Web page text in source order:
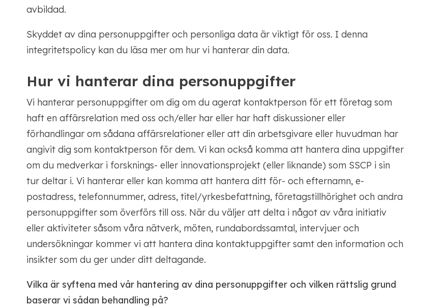
avbildad.
Skyddet av dina personuppgifter och personliga data är viktigt för oss. I denna
integritetspolicy kan du läsa mer om hur vi hanterar din data.
Hur vi hanterar dina personuppgifter
Vi hanterar personuppgifter om dig om du agerat kontaktperson för ett företag som
haft en affärsrelation med oss ​​och/eller har eller har haft diskussioner eller
förhandlingar om sådana affärsrelationer eller att din arbetsgivare eller huvudman har
angivit dig som kontaktperson för dem. Vi kan också komma att hantera dina uppgifter
om du medverkar i forsknings- eller innovationsprojekt (eller liknande) som SSCP i sin
tur deltar i. Vi hanterar eller kan komma att hantera ditt för- och efternamn, e-
postadress, telefonnummer, adress, titel/yrkesbefattning, företagstillhörighet och andra
personuppgifter som överförs till oss. När du väljer att delta i något av våra initiativ
eller aktiviteter såsom våra nätverk, möten, rundabordssamtal, intervjuer och
undersökningar kommer vi att hantera dina kontaktuppgifter samt den information och
insikter som du ger under ditt deltagande.
Vilka är syftena med vår hantering av dina personuppgifter och vilken rättslig grund
baserar vi sådan behandling på?